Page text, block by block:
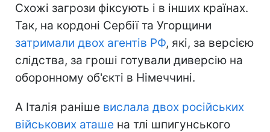
Схожі загрози фіксують і в інших країнах.
Так, на кордоні Сербії та Угорщини
затримали двох агентів РФ, які, за версією
слідства, за гроші готували диверсію на
оборонному об'єкті в Німеччині.
А Італія раніше вислала двох російських
військових аташе на тлі шпигунського